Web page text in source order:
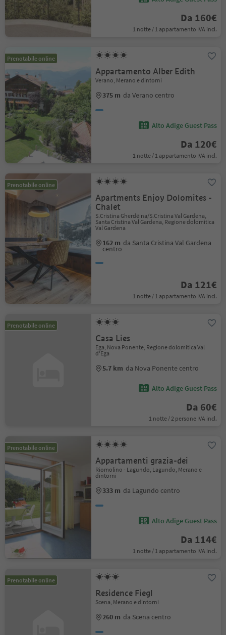
Da 160€
1 notte / 1 appartamento IVA incl.
Prenotabile online
Appartamento Alber Edith
Verano, Merano e dintorni
375 m da Verano centro
Alto Adige Guest Pass
Da 120€
1 notte / 1 appartamento IVA incl.
Prenotabile online
Apartments Enjoy Dolomites -
Chalet
S.Cristina Gherdëina/S.Cristina Val Gardena,
Santa Cristina Val Gardena, Regione dolomitica
Val Gardena
162 m da Santa Cristina Val Gardena
centro
Da 121€
1 notte / 1 appartamento IVA incl.
Prenotabile online
Casa Lies
Ega, Nova Ponente, Regione dolomitica Val
d'Ega
5.7 km da Nova Ponente centro
Alto Adige Guest Pass
Da 60€
1 notte / 2 persone IVA incl.
Prenotabile online
Appartamenti grazia-dei
Riomolino - Lagundo, Lagundo, Merano e
dintorni
333 m da Lagundo centro
Alto Adige Guest Pass
Da 114€
1 notte / 1 appartamento IVA incl.
Prenotabile online
Residence Fiegl
Scena, Merano e dintorni
260 m da Scena centro